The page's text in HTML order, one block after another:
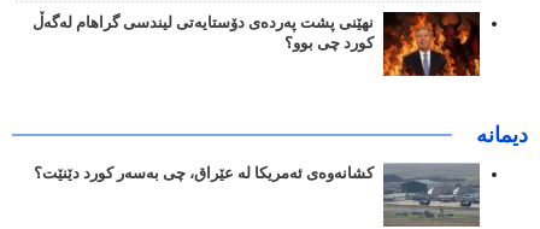
نهێنی پشت پەردەی دۆستایەتی لیندسی گراهام لەگەڵ
کورد چی بوو؟
دیمانە
کشانەوەی ئەمریکا لە عێراق، چی بەسەر کورد دێنێت؟